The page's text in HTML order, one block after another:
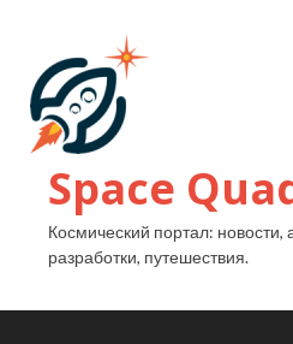
Space
Космический портал: новости,
разработки, путешествия.